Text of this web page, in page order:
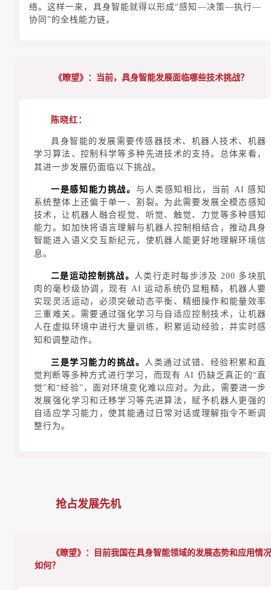
络。这样一来，具身智能就得以形成“感知—决策—执行—
协同”的全栈能力链。
《瞭望》：当前，具身智能发展面临哪些技术挑战？
陈晓红：
具身智能的发展需要传感器技术、机器人技术、机器
学习算法、控制科学等多种先进技术的支持。总体来看，
其进一步发展仍面临以下挑战。
一是感知能力挑战。 与人类感知相比，当前 AI 感知
系统整体上还偏于单一、割裂。为此需要发展全模态感知
技术，让机器人融合视觉、听觉、触觉、力觉等多种感知
能力。如加快将语言理解与机器人控制相结合，推动具身
智能进入语义交互新纪元，使机器人能更好地理解环境信
息。
二是运动控制挑战。 人类行走时每步涉及 200 多块肌
肉的毫秒级协调，现有 AI 运动系统仍显粗糙，机器人要
实现灵活运动，必须突破动态平衡、精细操作和能量效率
三重难关。需要通过强化学习与自适应控制技术，让机器
人在虚拟环境中进行大量训练，积累运动经验，并实时感
知和调整动作。
三是学习能力的挑战。 人类通过试错、经验积累和直
觉判断等多种方式进行学习，而现有 AI 仍缺乏真正的“直
觉”和“经验”，面对环境变化难以应对。为此，需要进一步
发展强化学习和迁移学习等先进算法，赋予机器人更强的
自适应学习能力，使其能通过日常对话或理解指令不断调
整行为。
抢占发展先机
《瞭望》：
目前我国在具身智能领域的发展态势和应用情
如何？